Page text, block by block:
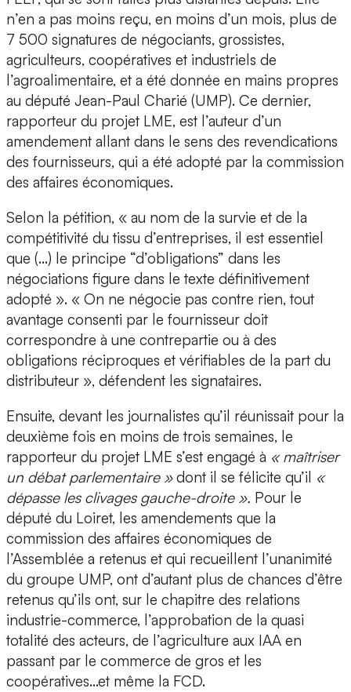
n’en a pas moins reçu, en moins d’un mois, plus de
7 500 signatures de négociants, grossistes,
agriculteurs, coopératives et industriels de
l’agroalimentaire, et a été donnée en mains propres
au député Jean-Paul Charié (UMP). Ce dernier,
rapporteur du projet LME, est l’auteur d’un
amendement allant dans le sens des revendications
des fournisseurs, qui a été adopté par la commission
des affaires économiques.
Selon la pétition, « au nom de la survie et de la
compétitivité du tissu d’entreprises, il est essentiel
que (...) le principe “d’obligations” dans les
négociations figure dans le texte définitivement
adopté ». « On ne négocie pas contre rien, tout
avantage consenti par le fournisseur doit
correspondre à une contrepartie ou à des
obligations réciproques et vérifiables de la part du
distributeur », défendent les signataires.
Ensuite, devant les journalistes qu’il réunissait pour la
deuxième fois en moins de trois semaines, le
rapporteur du projet LME s’est engagé à « maîtriser
un débat parlementaire »dont il se félicite qu’il «
dépasse les clivages gauche-droite ». Pour le
député du Loiret, les amendements que la
commission des affaires économiques de
l’Assemblée a retenus et qui recueillent l’unanimité
du groupe UMP, ont d’autant plus de chances d’être
retenus qu’ils ont, sur le chapitre des relations
industrie-commerce, l’approbation de la quasi
totalité des acteurs, de l’agriculture aux IAA en
passant par le commerce de gros et les
coopératives…et même la FCD.